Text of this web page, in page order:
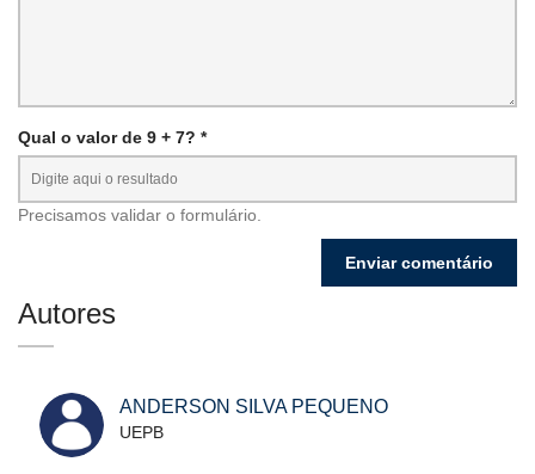
Qual o valor de 9 + 7? *
Precisamos validar o formulário.
Autores
ANDERSON SILVA PEQUENO
UEPB